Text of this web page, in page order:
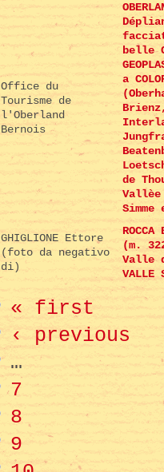
Office du
Tourisme de
l'Oberland
Bernois
belle
a
de
GHIGLIONE Ettore
(foto da negativo
di)
ROCCA
(m.
Valle
VALLE
« first
‹ previous
…
7
8
9